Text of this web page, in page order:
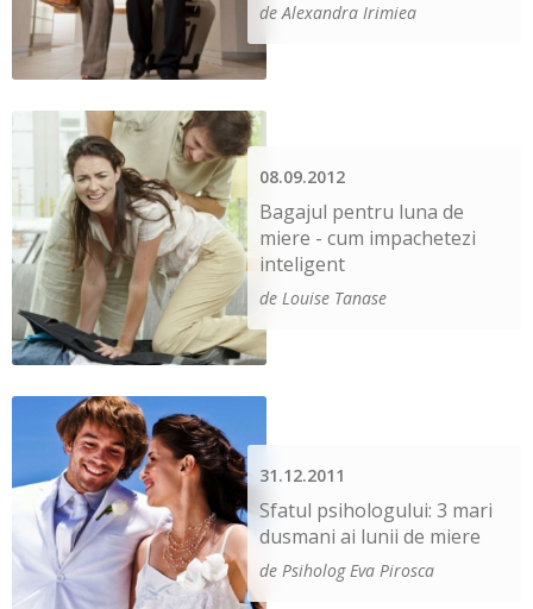
de Alexandra Irimiea
08.09.2012
Bagajul pentru luna de
miere - cum impachetezi
inteligent
de Louise Tanase
31.12.2011
Sfatul psihologului: 3 mari
dusmani ai lunii de miere
de Psiholog Eva Pirosca